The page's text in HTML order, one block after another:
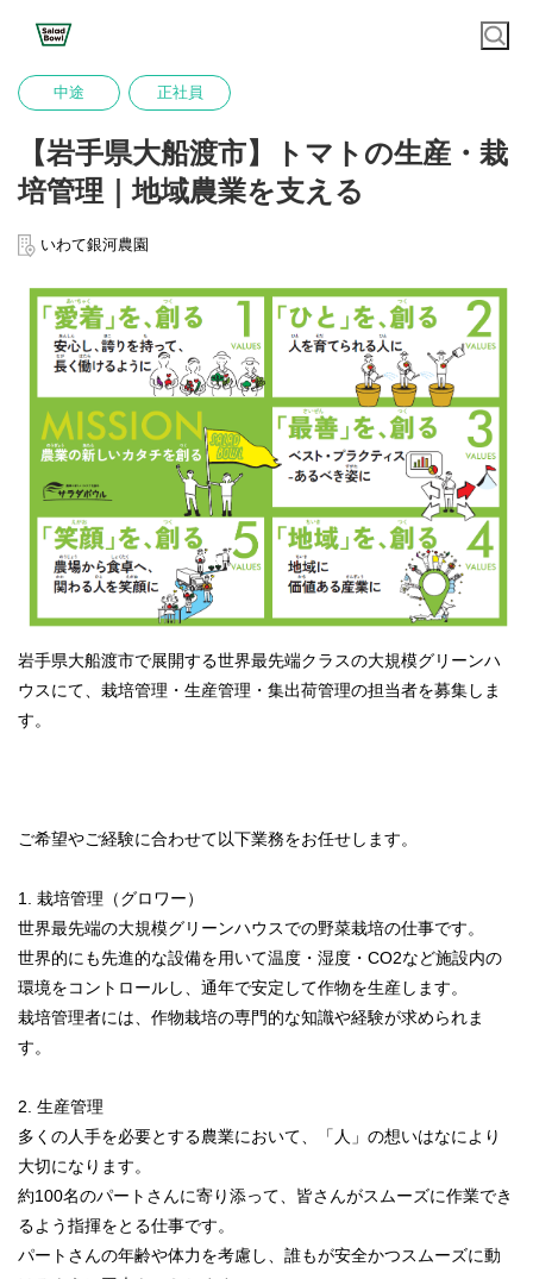
中途 正社員
【岩手県大船渡市】トマトの生産・栽
培管理｜地域農業を支える
いわて銀河農園
岩手県大船渡市で展開する世界最先端クラスの大規模グリーンハ
ウスにて、栽培管理・生産管理・集出荷管理の担当者を募集しま
す。
ご希望やご経験に合わせて以下業務をお任せします。
1. 栽培管理（グロワー）
世界最先端の大規模グリーンハウスでの野菜栽培の仕事です。
世界的にも先進的な設備を用いて温度・湿度・CO2など施設内の
環境をコントロールし、通年で安定して作物を生産します。
栽培管理者には、作物栽培の専門的な知識や経験が求められま
す。
2. 生産管理
多くの人手を必要とする農業において、「人」の想いはなにより
大切になります。
約100名のパートさんに寄り添って、皆さんがスムーズに作業でき
るよう指揮をとる仕事です。
パートさんの年齢や体力を考慮し、誰もが安全かつスムーズに動